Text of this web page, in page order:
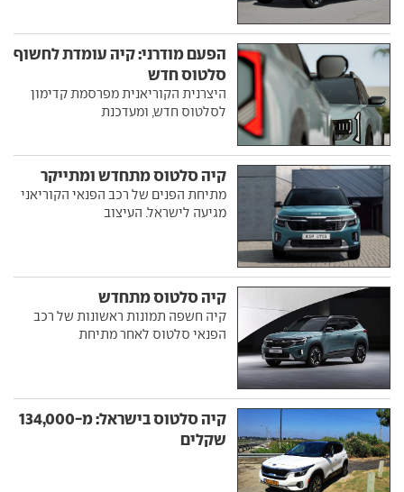
הפעם מודרני: קיה עומדת לחשוף
סלטוס חדש
היצרנית הקוריאנית מפרסמת קדימון
לסלטוס חדש, ומעדכנת
קיה סלטוס מתחדש ומתייקר
מתיחת הפנים של רכב הפנאי הקוריאני
מגיעה לישראל. העיצוב
קיה סלטוס מתחדש
קיה חשפה תמונות ראשונות של רכב
הפנאי סלטוס לאחר מתיחת
קיה סלטוס בישראל: מ-134,000
שקלים